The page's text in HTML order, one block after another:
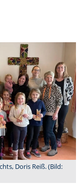
Doris Reiß. (Bild: